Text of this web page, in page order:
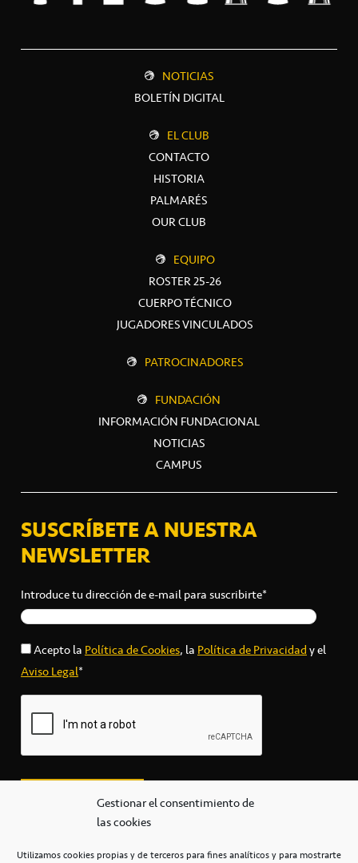
Gestionar el consentimiento de
las cookies
Utilizamos cookies propias y de terceros para fines analíticos y para mostrarte
NOTICIAS
BOLETÍN DIGITAL
EL CLUB
CONTACTO
HISTORIA
PALMARÉS
OUR CLUB
EQUIPO
ROSTER 25-26
CUERPO TÉCNICO
JUGADORES VINCULADOS
PATROCINADORES
FUNDACIÓN
INFORMACIÓN FUNDACIONAL
NOTICIAS
CAMPUS
SUSCRÍBETE A NUESTRA
NEWSLETTER
Introduce tu dirección de e-mail para suscribirte*
Acepto laPolítica de Cookies, laPolítica de Privacidady el
Aviso Legal*